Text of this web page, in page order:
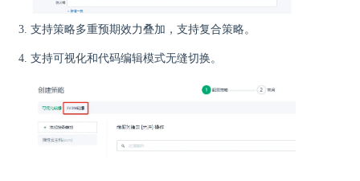
支持策略多重预期效力叠加，支持复合策略。
支持可视化和代码编辑模式无缝切换。